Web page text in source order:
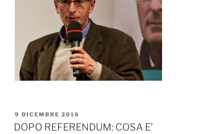
PUBBLICATO
IL
9 DICEMBRE 2016
DOPO REFERENDUM: COSA E’